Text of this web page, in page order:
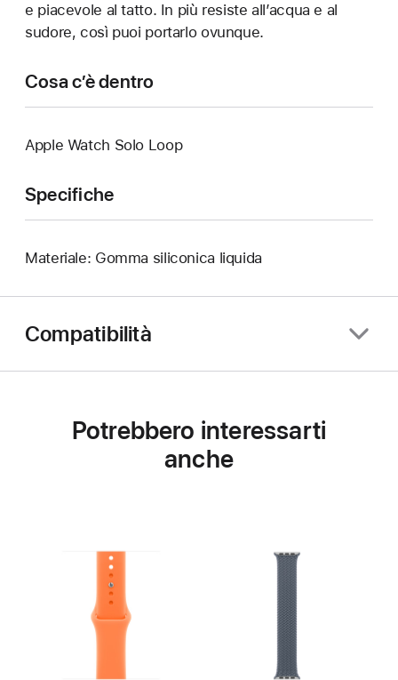
e piacevole al tatto. In più resiste all’acqua e al
sudore, così puoi portarlo ovunque.
Cosa c’è dentro
Apple Watch Solo Loop
Specifiche
Materiale: Gomma siliconica liquida
Compatibilità
Potrebbero interessarti
anche